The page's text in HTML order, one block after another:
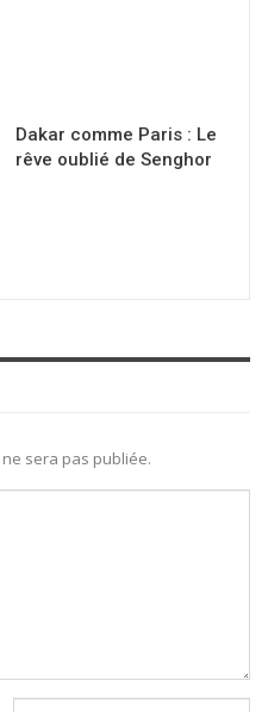
Dakar comme Paris : Le
rêve oublié de Senghor
sera pas publiée.